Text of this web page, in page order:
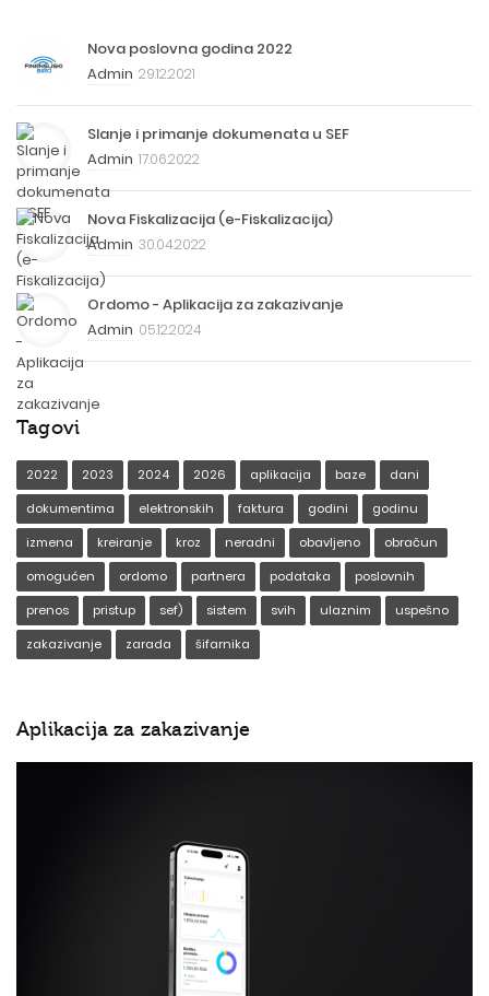
Nova poslovna godina 2022
Admin 29.12.2021
Slanje i primanje dokumenata u SEF
Admin 17.06.2022
Nova Fiskalizacija (e-Fiskalizacija)
Admin 30.04.2022
Ordomo - Aplikacija za zakazivanje
Admin 05.12.2024
Tagovi
2022 2023 2024 2026 aplikacija baze
dani
dokumentima
elektronskih faktura godini
godinu
izmena
kreiranje kroz neradni obavljeno
obračun
omogućen
ordomo partnera podataka
poslovnih
prenos
pristup sef) sistem svih ulaznim
uspešno
zakazivanje
zarada šifarnika
Aplikacija za zakazivanje